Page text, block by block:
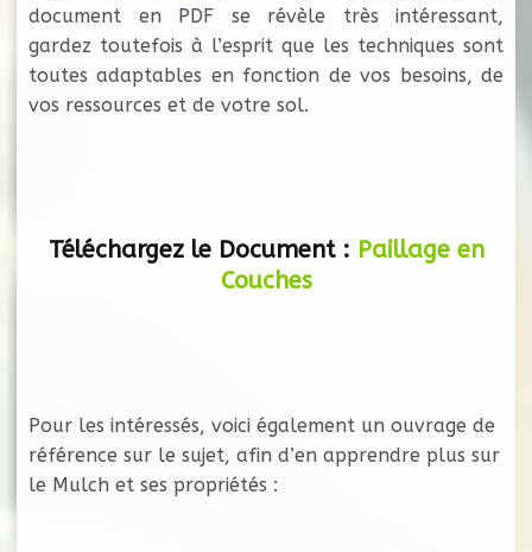
document en PDF se révèle très intéressant,
gardez toutefois à l’esprit que les techniques sont
toutes adaptables en fonction de vos besoins, de
vos ressources et de votre sol.
Téléchargez le Document : Paillage en
Couches
Pour les intéressés, voici également un ouvrage de
référence sur le sujet, afin d’en apprendre plus sur
le Mulch et ses propriétés :